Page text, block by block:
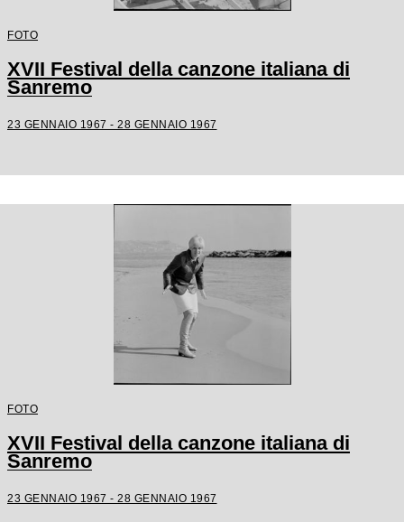
FOTO
XVII Festival della canzone italiana di
Sanremo
23 GENNAIO 1967 - 28 GENNAIO 1967
FOTO
XVII Festival della canzone italiana di
Sanremo
23 GENNAIO 1967 - 28 GENNAIO 1967